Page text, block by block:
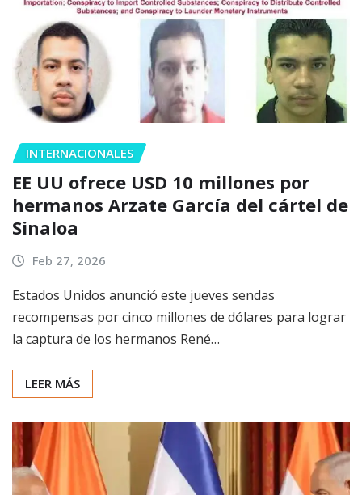
INTERNACIONALES
EE UU ofrece USD 10 millones por
hermanos Arzate García del cártel de
Sinaloa
Feb 27, 2026
Estados Unidos anunció este jueves sendas
recompensas por cinco millones de dólares para lograr
la captura de los hermanos René…
LEER MÁS